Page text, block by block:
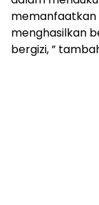
memanfaatkan
menghasilkan
bergizi, ”